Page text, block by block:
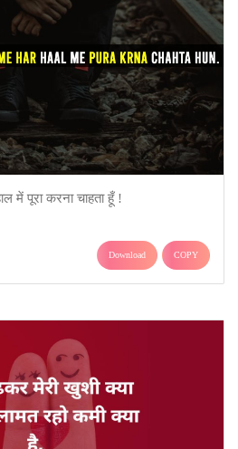
में पूरा करना चाहता हूँ !
Download COPY